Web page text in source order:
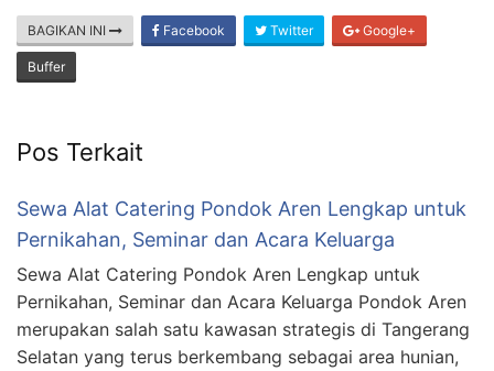
BAGIKAN INI Facebook Twitter Google+
Buffer
Pos Terkait
Sewa Alat Catering Pondok Aren Lengkap untuk
Pernikahan, Seminar dan Acara Keluarga
Sewa Alat Catering Pondok Aren Lengkap untuk
Pernikahan, Seminar dan Acara Keluarga Pondok Aren
merupakan salah satu kawasan strategis di Tangerang
Selatan yang terus berkembang sebagai area hunian,